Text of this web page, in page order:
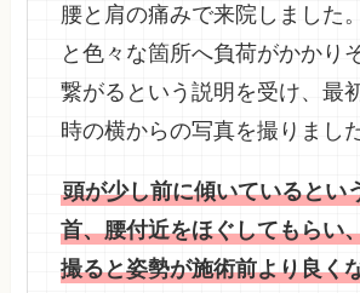
腰と肩の痛みで来院しました
と色々な箇所へ負荷がかかり
繋がるという説明を受け、最
時の横からの写真を撮りました
頭が少し前に傾いているとい
首、腰付近をほぐしてもらい
撮ると姿勢が施術前より良く